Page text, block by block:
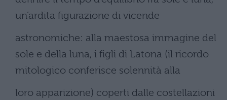
un’ardita figurazione di vicende
astronomiche: alla maestosa immagine del
sole e della luna, i figli di Latona (il ricordo
mitologico conferisce solennità alla
loro apparizione) coperti dalle costellazioni